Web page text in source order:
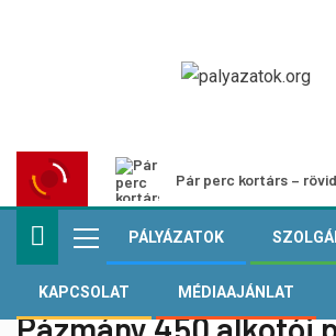
Pár perc kortárs –
PÁLYÁZATOK
KAPCSOLAT MÉDIAAJÁNLAT